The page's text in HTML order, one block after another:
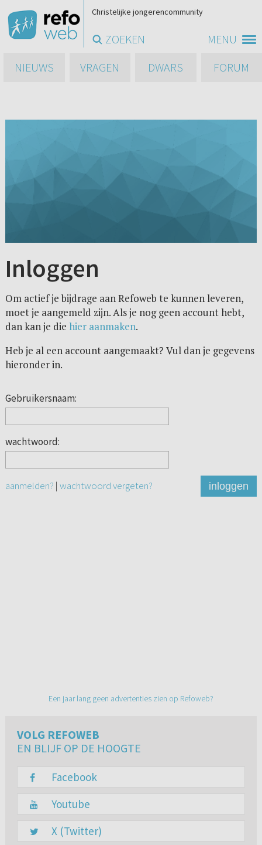
MENU
Christelijke jongerencommunity
ZOEKEN
NIEUWS
VRAGEN DWARS FORUM
Inloggen
Om actief je bijdrage aan Refoweb te kunnen leveren,
moet je aangemeld zijn. Als je nog geen account hebt,
dan kan je die hier aanmaken.
Heb je al een account aangemaakt? Vul dan je gegevens
hieronder in.
Gebruikersnaam:
wachtwoord:
aanmelden? | wachtwoord vergeten? inloggen
Een jaar lang geen advertenties zien op Refoweb?
VOLG REFOWEB
EN BLIJF OP DE HOOGTE
Facebook
Youtube
X (Twitter)